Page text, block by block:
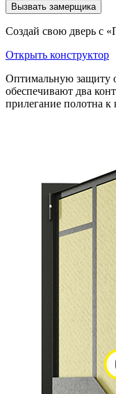
Вызвать замерщика
Создай свою дверь с
Открыть конструктор
Оптимальную защиту
обеспечивают два
прилегание полотна к